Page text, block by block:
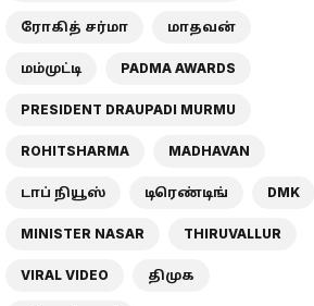
ரோகித் சர்மா மாதவன்
மம்முட்டி PADMA AWARDS
PRESIDENT DRAUPADI MURMU
ROHITSHARMA MADHAVAN
டாப் நியூஸ் டிரெண்டிங் DMK
MINISTER NASAR THIRUVALLUR
VIRAL VIDEO திமுக